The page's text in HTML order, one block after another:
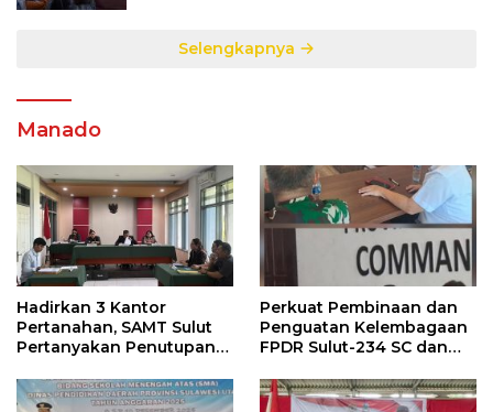
Selengkapnya
Manado
Hadirkan 3 Kantor
Pertanahan, SAMT Sulut
Pertanyakan Penutupan
Anggaran Negara
Perkuat Pembinaan dan
Penguatan Kelembagaan
FPDR Sulut-234 SC dan